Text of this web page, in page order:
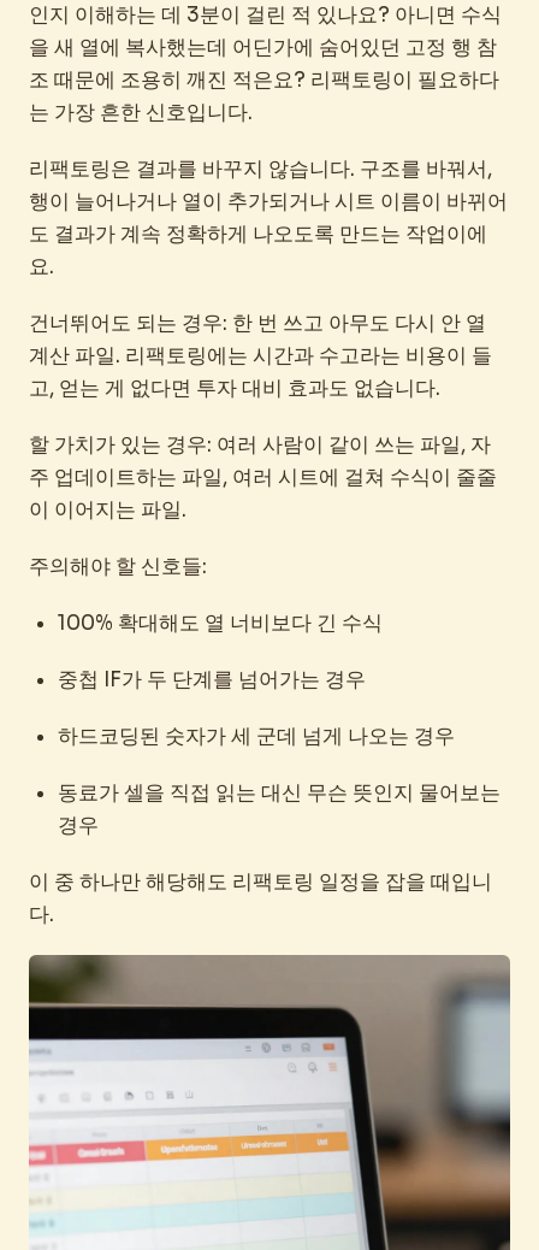
인지 이해하는 데 3분이 걸린 적 있나요? 아니면 수식
을 새 열에 복사했는데 어딘가에 숨어있던 고정 행 참
조 때문에 조용히 깨진 적은요? 리팩토링이 필요하다
는 가장 흔한 신호입니다.
리팩토링은 결과를 바꾸지 않습니다. 구조를 바꿔서,
행이 늘어나거나 열이 추가되거나 시트 이름이 바뀌어
도 결과가 계속 정확하게 나오도록 만드는 작업이에
요.
건너뛰어도 되는 경우: 한 번 쓰고 아무도 다시 안 열
계산 파일. 리팩토링에는 시간과 수고라는 비용이 들
고, 얻는 게 없다면 투자 대비 효과도 없습니다.
할 가치가 있는 경우: 여러 사람이 같이 쓰는 파일, 자
주 업데이트하는 파일, 여러 시트에 걸쳐 수식이 줄줄
이 이어지는 파일.
주의해야 할 신호들:
100% 확대해도 열 너비보다 긴 수식
중첩 IF가 두 단계를 넘어가는 경우
하드코딩된 숫자가 세 군데 넘게 나오는 경우
동료가 셀을 직접 읽는 대신 무슨 뜻인지 물어보는
경우
이 중 하나만 해당해도 리팩토링 일정을 잡을 때입니
다.